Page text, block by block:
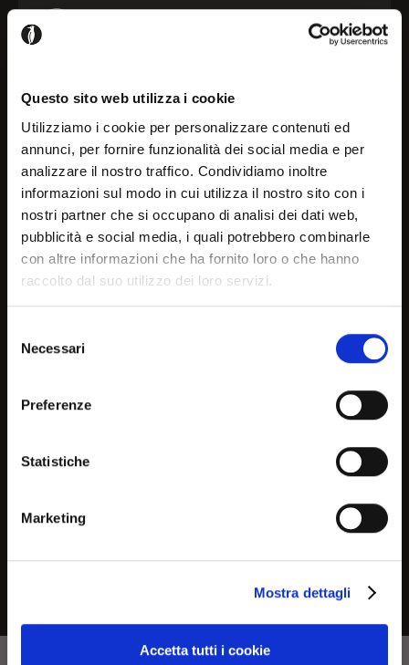
Questo sito web utilizza i cookie
Utilizziamo i cookie per personalizzare contenuti ed
annunci, per fornire funzionalità dei social media e per
analizzare il nostro traffico. Condividiamo inoltre
informazioni sul modo in cui utilizza il nostro sito con i
nostri partner che si occupano di analisi dei dati web,
pubblicità e social media, i quali potrebbero combinarle
con altre informazioni che ha fornito loro o che hanno
raccolto dal suo utilizzo dei loro servizi.
delNecessari
Preferenze
Statistiche
Marketing
Mostra dettagli
Accetta tutti i cookie
Welcome!
It seems that you are
browsing in a country other
country or geographical are
current products and
Configure
Please login to add this product to your projects
Register / Login
Details and downloads
Downloads